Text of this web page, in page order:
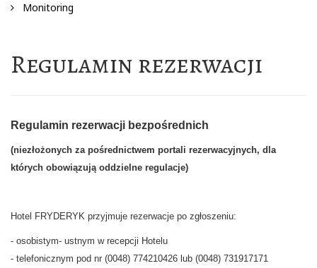
Monitoring
Regulamin rezerwacji
Regulamin rezerwacji bezpośrednich
(niezłożonych za pośrednictwem portali rezerwacyjnych, dla
których obowiązują oddzielne regulacje)
Hotel FRYDERYK przyjmuje rezerwacje po zgłoszeniu:
- osobistym- ustnym w recepcji Hotelu
- telefonicznym pod nr (0048) 774210426 lub (0048) 731917171